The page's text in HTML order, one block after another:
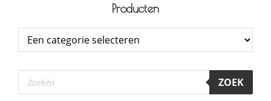
Producten
Producten
zoeken ZOEK